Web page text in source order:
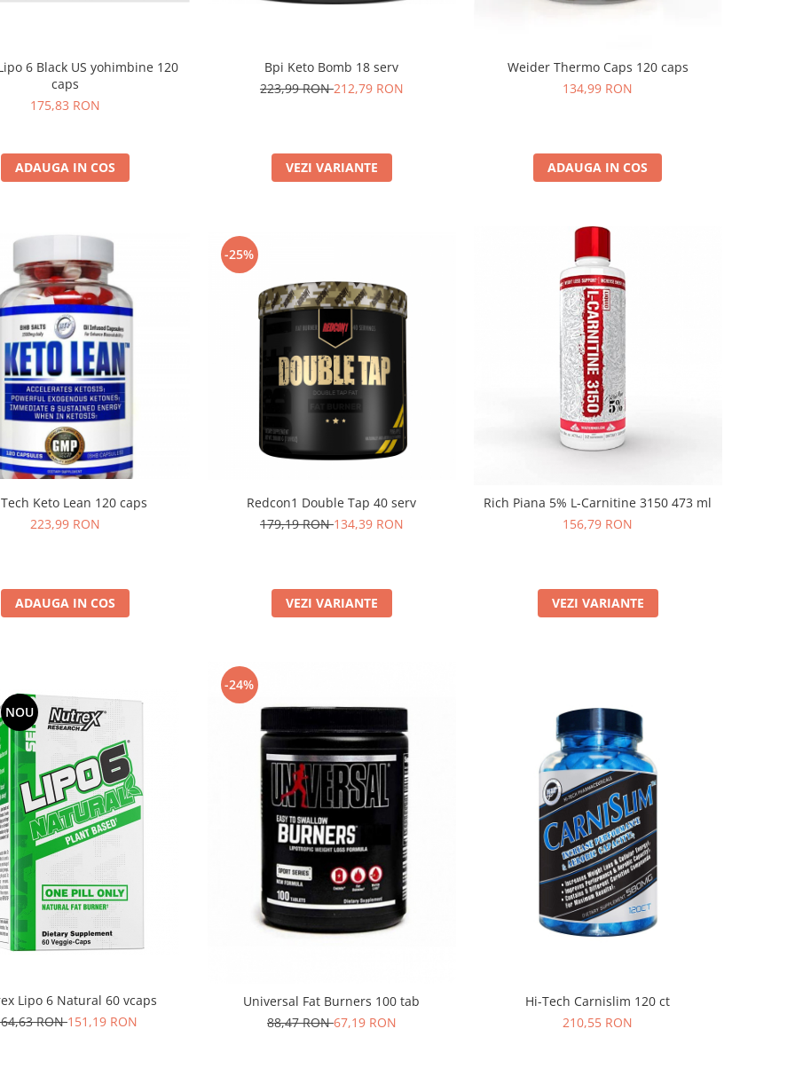
6 Black US yohimbine 120
caps
175,83 RON
ADAUGA IN COS
Bpi Keto Bomb 18 serv
223,99 RON212,79 RON
VEZI VARIANTE
Weider Thermo Caps 120 caps
134,99 RON
ADAUGA IN COS
Keto Lean 120 caps
223,99 RON
ADAUGA IN COS
-25%
Redcon1 Double Tap 40 serv
179,19 RON134,39 RON
VEZI VARIANTE
Rich Piana 5% L-Carnitine 3150 473 ml
156,79 RON
VEZI VARIANTE
NOU
Lipo 6 Natural 60 vcaps
RON151,19 RON
-24%
Universal Fat Burners 100 tab
88,47 RON67,19 RON
Hi-Tech Carnislim 120 ct
210,55 RON